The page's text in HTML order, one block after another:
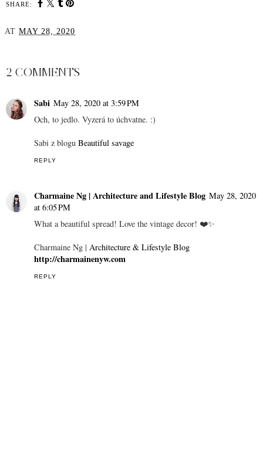
SHARE:
AT MAY 28, 2020
2 COMMENTS
Sabi May 28, 2020 at 3:59 PM
Och, to jedlo. Vyzerá to úchvatne. :)
Sabi z blogu Beautiful savage
REPLY
Charmaine Ng | Architecture and Lifestyle Blog May 28, 2020
at 6:05 PM
What a beautiful spread! Love the vintage decor! ❤️✨
Charmaine Ng | Architecture & Lifestyle Blog
http://charmainenyw.com
REPLY